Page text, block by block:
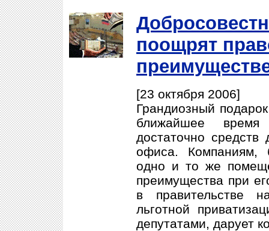
поощрят
[23 октября 2006]
Грандиозный
ближайшее время
достаточно
офиса. Компаниям,
одно и то же
преимущества при
в правительстве
льготной
депутатами, дарует